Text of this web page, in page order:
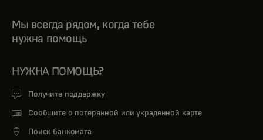
Мы всегда рядом, когда тебе
нужна помощь
НУЖНА ПОМОЩЬ?
Получите поддержку
Сообщите о потерянной или украденной карте
Поиск банкомата